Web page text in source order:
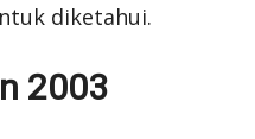
diketahui.
2003